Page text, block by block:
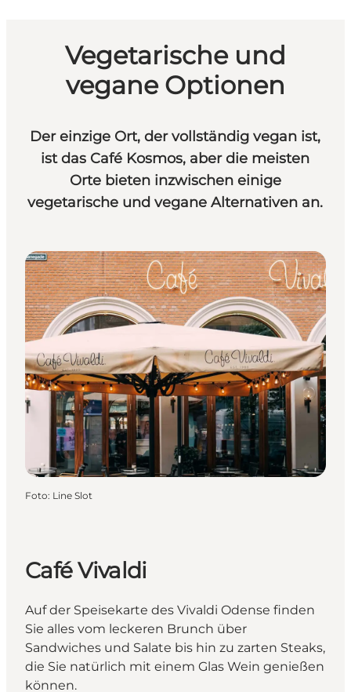
Vegetarische und
vegane Optionen
Der einzige Ort, der vollständig vegan ist,
ist das Café Kosmos, aber die meisten
Orte bieten inzwischen einige
vegetarische und vegane Alternativen an.
Foto: Line Slot
Café Vivaldi
Auf der Speisekarte des Vivaldi Odense finden
Sie alles vom leckeren Brunch über
Sandwiches und Salate bis hin zu zarten Steaks,
die Sie natürlich mit einem Glas Wein genießen
können.